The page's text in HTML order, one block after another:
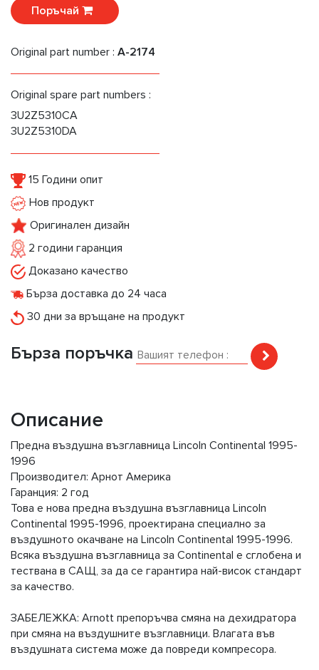
Поръчай
Original part number : A-2174
Original spare part numbers :
3U2Z5310CA
3U2Z5310DA
15 Години опит
Нов продукт
Оригинален дизайн
2 години гаранция
Доказано качество
Бърза доставка до 24 часа
30 дни за връщане на продукт
Бърза поръчка
Описание
Предна въздушна възглавница Lincoln Continental 1995-
1996
Производител: Арнот Америка
Гаранция: 2 год
Това е нова предна въздушна възглавница Lincoln
Continental 1995-1996, проектирана специално за
въздушното окачване на Lincoln Continental 1995-1996.
Всяка въздушна възглавница за Continental е сглобена и
тествана в САЩ, за да се гарантира най-висок стандарт
за качество.
ЗАБЕЛЕЖКА: Arnott препоръчва смяна на дехидратора
при смяна на въздушните възглавници. Влагата във
въздушната система може да повреди компресора.